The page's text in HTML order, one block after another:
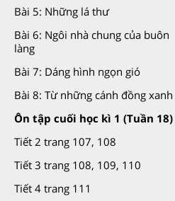
Bài 5: Những lá thư
Bài 6: Ngôi nhà chung của buôn
làng
Bài 7: Dáng hình ngọn gió
Bài 8: Từ những cánh đồng xanh
Ôn tập cuối học kì 1 (Tuần 18)
Tiết 2 trang 107, 108
Tiết 3 trang 108, 109, 110
Tiết 4 trang 111